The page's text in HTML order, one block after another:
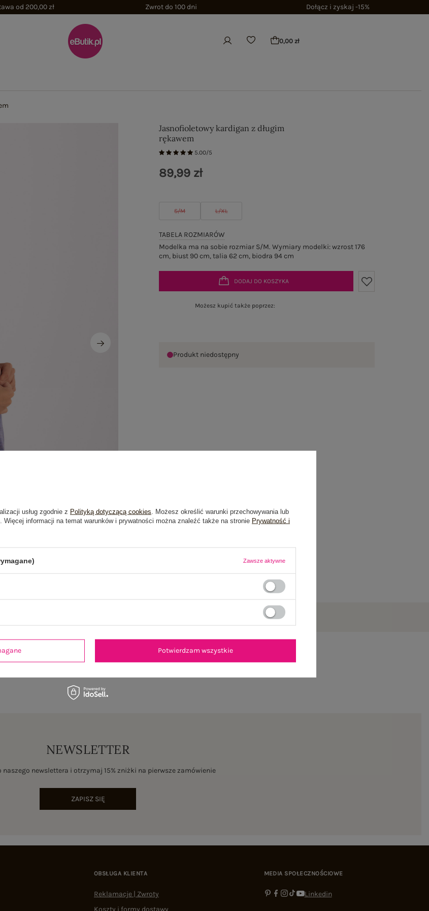
od 200,00 zł Zwrot do 100 dni Dołącz i zyskaj -15%
0,00 zł
Jasnofioletowy kardigan z długim
rękawem
5.00/5
S/M L/XL
TABELA ROZMIARÓW
Modelka ma na sobie rozmiar S/M. Wymiary modelki: wzrost 176
cm, biust 90 cm, talia 62 cm, biodra 94 cm
89,99 zł
DODAJ DO KOSZYKA
Możesz kupić także poprzez:
Produkt niedostępny
NEWSLETTER
naszego newslettera i otrzymaj 15% zniżki na pierwsze zamówienie
ZAPISZ SIĘ
OBSŁUGA KLIENTA
Reklamacje | Zwroty
Koszty i formy dostawy
MEDIA SPOŁECZNOŚCIOWE
Linkedin
usług zgodnie z Polityką dotyczącą cookies . Możesz określić warunki przechowywania lub
Więcej informacji na temat warunków i prywatności można znaleźć także na stronie Prywatność i
Zawsze aktywne
Potwierdzam wszystkie